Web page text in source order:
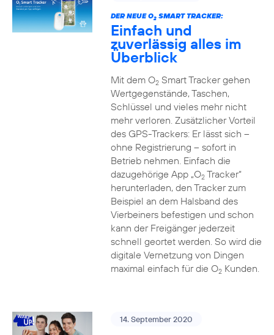
DER NEUE O2SMART TRACKER:
Einfach und
zuverlässig alles im
Überblick
Mit dem O2Smart Tracker gehen
Wertgegenstände, Taschen,
Schlüssel und vieles mehr nicht
mehr verloren. Zusätzlicher Vorteil
des GPS-Trackers: Er lässt sich –
ohne Registrierung – sofort in
Betrieb nehmen. Einfach die
dazugehörige App „O2Tracker“
herunterladen, den Tracker zum
Beispiel an dem Halsband des
Vierbeiners befestigen und schon
kann der Freigänger jederzeit
schnell geortet werden. So wird die
digitale Vernetzung von Dingen
maximal einfach für die O2Kunden.
14. September 2020